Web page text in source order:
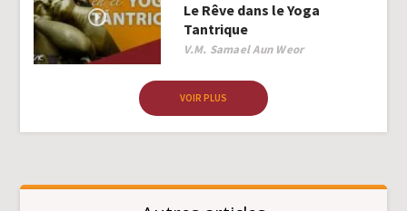
Le Rêve dans le Yoga
Tantrique
Author
V.M. Samael Aun Weor
VOIR PLUS